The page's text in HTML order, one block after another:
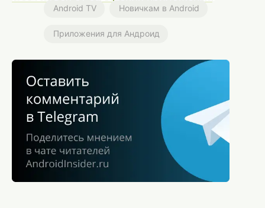
Android TV Новичкам в Android
Приложения для Андроид